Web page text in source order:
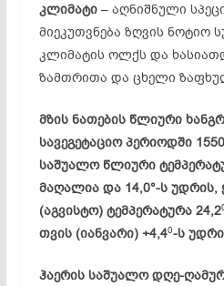
კლიმატი– აღნიშნული
მიეკუთვნება ზღვის ნოტიო
კლიმატის ოლქს და
ზამთრითა და ცხელი
მზის ნათების წლიური
სავეგეტაციო პერიოდში
საშუალო წლიური
მაღალია და 14,0°-ს
(აგვისტო) ტემპერატურა 24,2
თვის (იანვარი) +4,40-ს
ჰაერის საშუალო დღე-